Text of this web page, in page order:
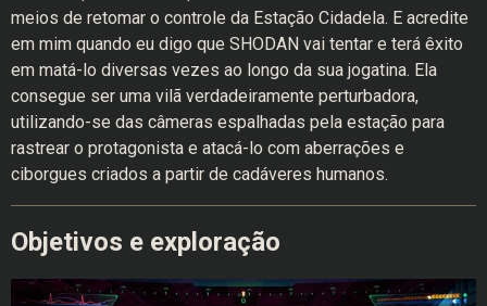
meios de retomar o controle da Estação Cidadela. E acredite
em mim quando eu digo que SHODAN vai tentar e terá êxito
em matá-lo diversas vezes ao longo da sua jogatina. Ela
consegue ser uma vilã verdadeiramente perturbadora,
utilizando-se das câmeras espalhadas pela estação para
rastrear o protagonista e atacá-lo com aberrações e
ciborgues criados a partir de cadáveres humanos.
Objetivos e exploração